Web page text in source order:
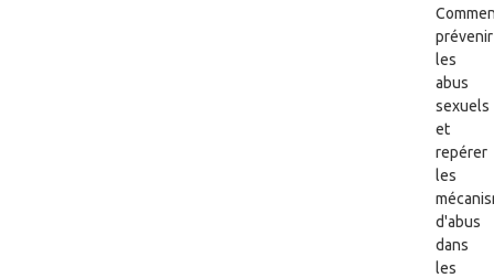
prévenir
les
abus
sexuels
et
repérer
les
d'abus
dans
les